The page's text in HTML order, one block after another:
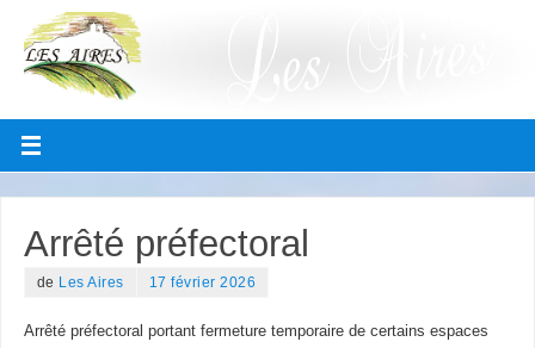
Arrêté préfectoral
de Les Aires 17 février 2026
Arrêté préfectoral portant fermeture temporaire de certains espaces